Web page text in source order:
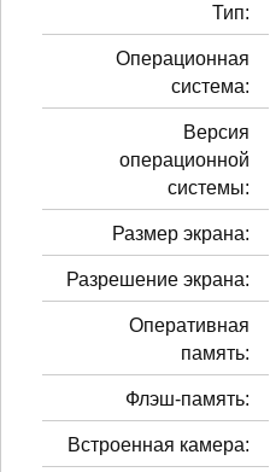
Тип:
Операционная
система:
Версия
операционной
системы:
Размер экрана:
Разрешение экрана:
Оперативная
память:
Флэш-память:
Встроенная камера: